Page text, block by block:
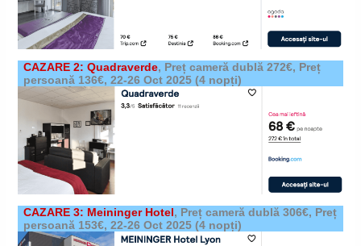
CAZARE 2: Quadraverde, Preț cameră dublă 272€, Preț
persoană 136€, 22-26 Oct 2025(4 nopți)
CAZARE 3: Meininger Hotel, Preț cameră dublă 306€, Preț
persoană 153€, 22-26 Oct 2025(4 nopți)